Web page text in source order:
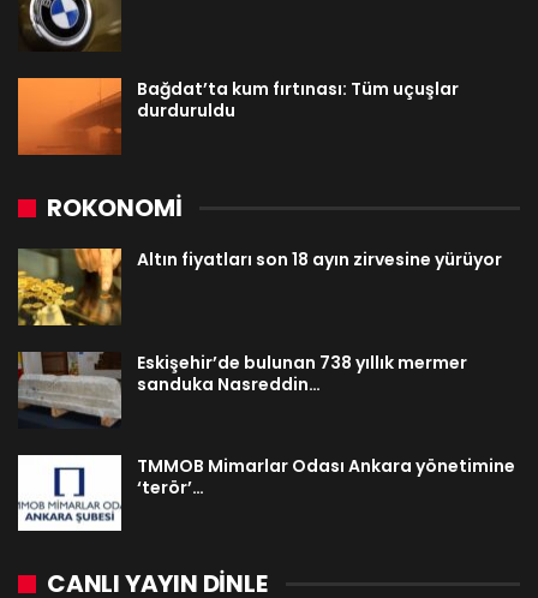
Bağdat’ta kum fırtınası: Tüm uçuşlar
durduruldu
ROKONOMİ
Altın fiyatları son 18 ayın zirvesine yürüyor
Eskişehir’de bulunan 738 yıllık mermer
sanduka Nasreddin…
TMMOB Mimarlar Odası Ankara yönetimine
‘terör’…
CANLI YAYIN DINLE